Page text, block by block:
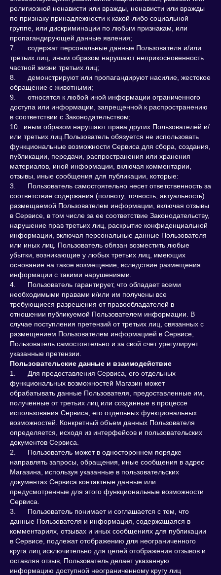
религиозной ненависти или вражды, ненависти или вражды
по признаку принадлежности к какой-либо социальной
группе, или дискриминации по любым признакам, или
пропагандирующей данные явления;
7. содержат персональные данные Пользователя и/или
третьих лиц, иным образом нарушают неприкосновенность
частной жизни третьих лиц;
8. демонстрируют или пропагандируют насилие, жестокое
обращение с животными;
9. относятся к любой иной информации ограниченного
доступа или информации, запрещенной к распространению
в соответствии с Законодательством;
10. иным образом нарушают права других Пользователей и/
или третьих лиц.Пользователь обязуется не использовать
функциональные возможности Сервиса для сбора, создания,
публикации, передачи, распространения или хранения
материалов, иной информации, включая комментарии,
отзывы, иные сообщения для публикации, которые:
3. Пользователь самостоятельно несет ответственность за
соответствие содержания (полноту, точность, актуальность)
размещаемой Пользователем информации, включая отзывы
в Сервисе, в том числе за ее соответствие Законодательству,
нарушение прав третьих лиц, раскрытие конфиденциальной
информации, включая персональные данные Пользователя
или иных лиц. Пользователь обязан возместить любые
убытки, возникающие у любых третьих лиц, имеющих
основание на такое возмещение, вследствие размещения
информации с такими нарушениями.
4. Пользователь гарантирует, что обладает всеми
необходимыми правами и/или им получены все
требующиеся разрешения от правообладателей в
отношении публикуемой Пользователем информации. В
случае поступления претензий от третьих лиц, связанных с
размещением Пользователем информацией в Сервисе,
Пользователь самостоятельно и за свой счет урегулирует
указанные претензии.
Пользовательские данные и взаимодействие
1. Для предоставления Сервиса, его отдельных
функциональных возможностей Магазин может
обрабатывать данные Пользователя, предоставленные им,
полученные от третьих лиц или созданные в процессе
использования Сервиса, его отдельных функциональных
возможностей. Конкретный объем данных Пользователя
определяется, исходя из интерфейсов и пользовательских
документов Сервиса.
2. Пользователь может в одностороннем порядке
направлять запросы, обращения, иные сообщения в адрес
Магазина, используя указанные в пользовательских
документах Сервиса контактные данные или
предусмотренные для этого функциональные возможности
Сервиса.
3. Пользователь понимает и соглашается с тем, что
данные Пользователя и информация, содержащаяся в
комментариях, отзывах и иных сообщениях для публикации
в Сервисе, подлежат отображению для неограниченного
круга лиц исключительно для целей отображения отзывов и
оставляя отзыв, Пользователь делает указанную
информацию доступной неограниченному кругу лиц
© 2025 Квиз Маркет. Все права защищены.
Политика конфиденциальности
Пользовательское соглашение сервисов
Согласие на обработку персональных данных